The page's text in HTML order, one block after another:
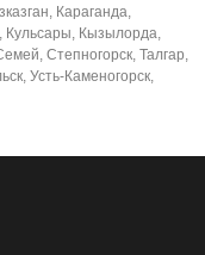
Караганда,
Кульсары, Кызылорда,
Степногорск, Талгар,
Усть-Каменогорск,